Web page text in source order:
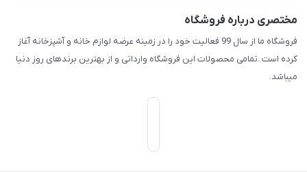
مختصری درباره فروشگاه
فروشگاه ما از سال 99 فعالیت خود را در زمینه عرضه لوازم خانه و آشپزخانه آغاز
کرده است .تمامی محصولات این فروشگاه وارداتی و از بهترین برندهای روز دنیا
میباشد.